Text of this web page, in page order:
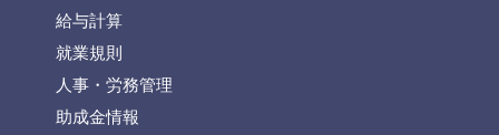
給与計算
就業規則
人事・労務管理
助成金情報